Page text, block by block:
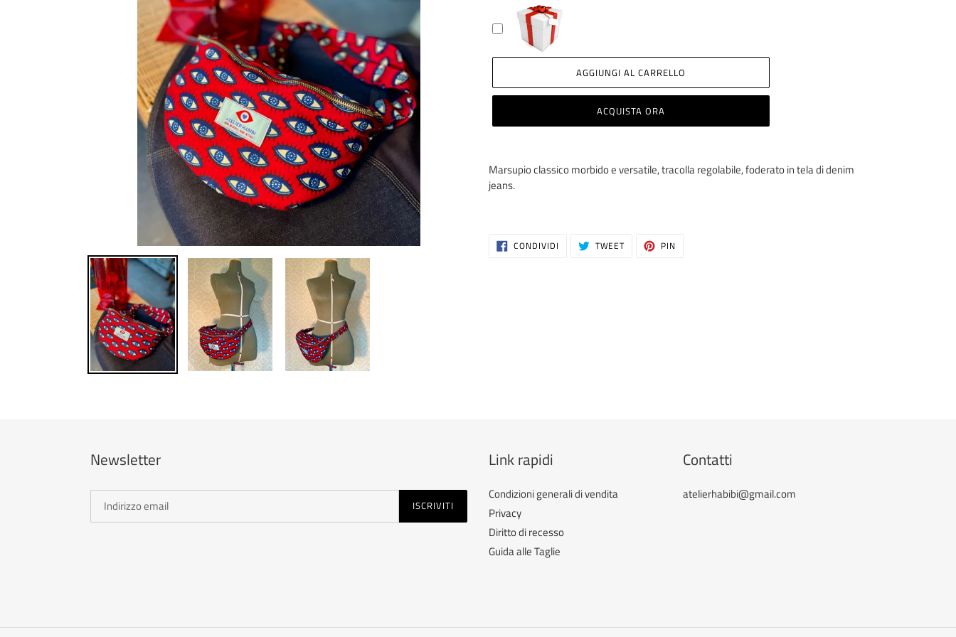
AGGIUNGI AL CARRELLO
ACQUISTA ORA
del
prodotto
nel
Marsupio classico morbido e versatile, tracolla regolabile, foderato in tela di denim
jeans.
CONDIVIDI CONDIVIDITWEET TWITTA PIN
Newsletter
ISCRIVITI
Link rapidi
Condizioni generali di vendita
Privacy
Diritto di recesso
Guida alle Taglie
Contatti
atelierhabibi@gmail.com